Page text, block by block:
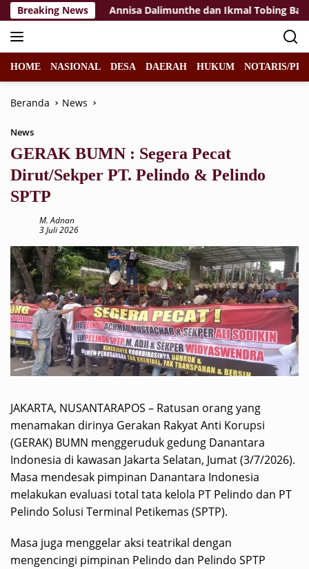
Langsung
ke
konten
Breaking News
Tuban Annisa Dalimunthe dan Ikmal Tobing Bawakan
HOME NASIONAL DESA DAERAH HUKUM NOTARIS/
Beranda News
News
GERAK BUMN : Segera Pecat
Dirut/Sekper PT. Pelindo & Pelindo
SPTP
M. Adnan
3 Juli 2026
JAKARTA, NUSANTARAPOS – Ratusan orang yang
menamakan dirinya Gerakan Rakyat Anti Korupsi
(GERAK) BUMN menggeruduk gedung Danantara
Indonesia di kawasan Jakarta Selatan, Jumat (3/7/2026).
Masa mendesak pimpinan Danantara Indonesia
melakukan evaluasi total tata kelola PT Pelindo dan PT
Pelindo Solusi Terminal Petikemas (SPTP).
Masa juga menggelar aksi teatrikal dengan
mengencingi pimpinan Pelindo dan Pelindo SPTP